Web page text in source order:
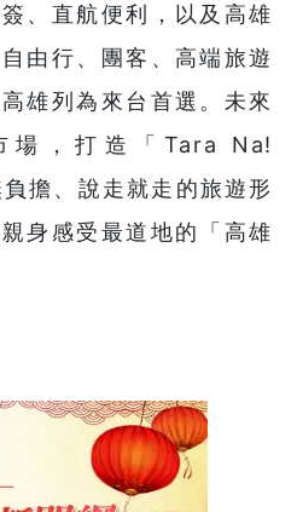
、直航便利，以及高雄
由行、團客、高端旅遊
雄列為來台首選。未來
場，打造「Tara Na!
擔、說走就走的旅遊形
身感受最道地的「高雄